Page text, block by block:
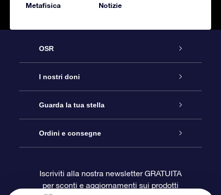
Metafisica Notizie
OSR
Assistenza
Contattaci
Blog
OSR Recensioni
I nostri doni
Online Star Gift
Pacchetto regalo OSR
Gift Card OSR
Guarda la tua stella
Registro stellare
Star Page personalizzata
Ordini e consegne
Informazioni di Pagamento
Iscriviti alla nostra newsletter GRATUITA
per sconti e aggiornamenti sui prodotti